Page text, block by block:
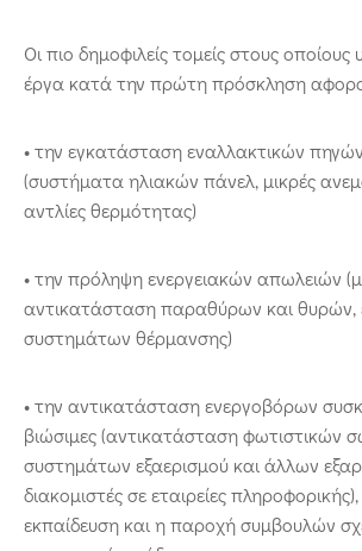
Οι πιο δημοφιλείς τομείς στους
έργα κατά την πρώτη πρόσκληση
• την εγκατάσταση εναλλακτικών
(συστήματα ηλιακών πάνελ, μικρές
αντλίες θερμότητας)
• την πρόληψη ενεργειακών απωλειών
αντικατάσταση παραθύρων και θυρών,
συστημάτων θέρμανσης)
• την αντικατάσταση ενεργοβόρων
βιώσιμες (αντικατάσταση φωτιστικών
συστημάτων εξαερισμού και άλλων
διακομιστές σε εταιρείες
εκπαίδευση και η παροχή συμβουλών